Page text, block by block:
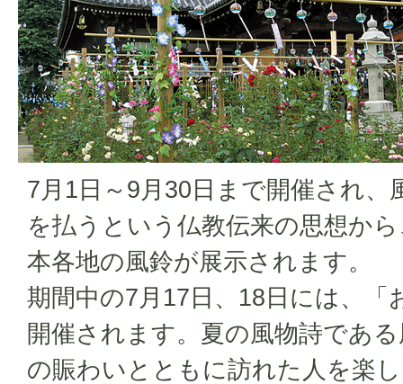
7月1日～9月30日まで開催され、
を払うという仏教伝来の思想か
本各地の風鈴が展示されます。
期間中の7月17日、18日には、「
開催されます。夏の風物詩であ
の賑わいとともに訪れた人を楽